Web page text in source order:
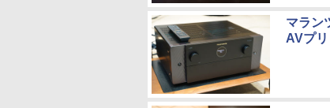
マラン
AVプ